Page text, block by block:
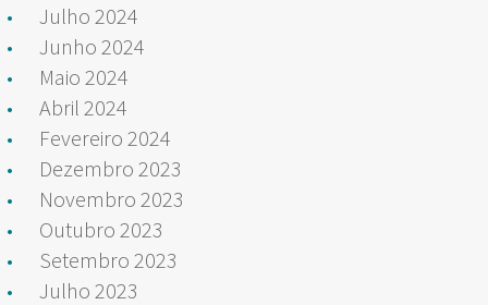
Julho 2024
Junho 2024
Maio 2024
Abril 2024
Fevereiro 2024
Dezembro 2023
Novembro 2023
Outubro 2023
Setembro 2023
Julho 2023